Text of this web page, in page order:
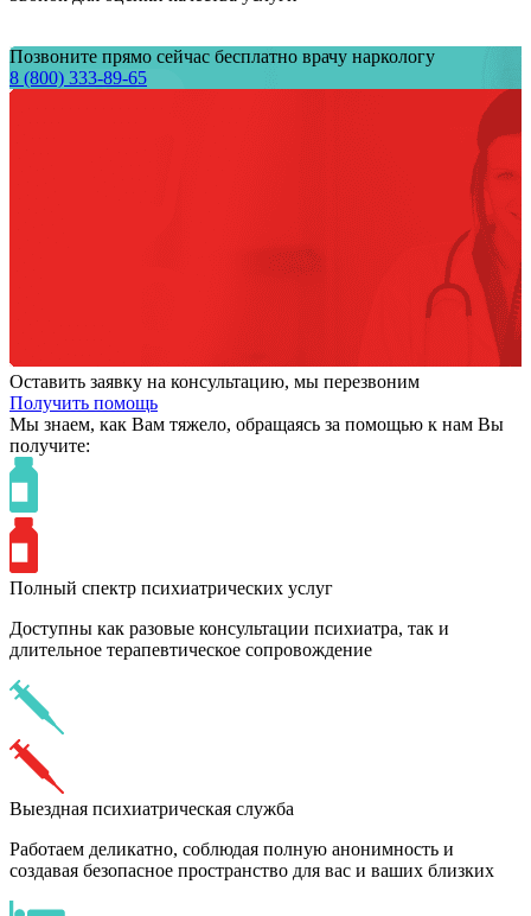
Позвоните прямо сейчас бесплатно врачу наркологу
8 (800) 333-89-65
Оставить заявку на консультацию, мы перезвоним
Получить помощь
Мы знаем, как Вам тяжело, обращаясь за помощью к нам Вы
получите:
Полный спектр психиатрических услуг
Доступны как разовые консультации психиатра, так и
длительное терапевтическое сопровождение
Выездная психиатрическая служба
Работаем деликатно, соблюдая полную анонимность и
создавая безопасное пространство для вас и ваших близких